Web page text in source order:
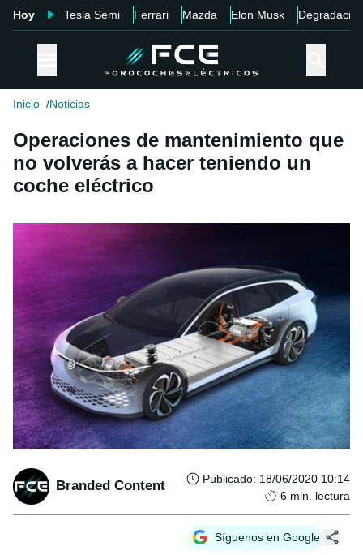
Hoy Tesla Semi Ferrari Mazda Elon Musk Degradación
Inicio Noticias
Operaciones de mantenimiento que
no volverás a hacer teniendo un
coche eléctrico
Branded Content Publicado: 18/06/2020 10:14
6 min. lectura
Síguenos en Google